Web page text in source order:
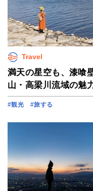
Travel
満天の星空も、漆喰
山・高梁川流域の魅
#観光 #旅する